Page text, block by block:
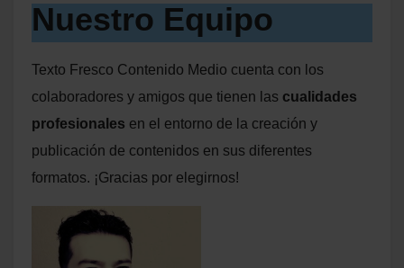
Nuestro Equipo
Texto Fresco Contenido Medio cuenta con los
colaboradores y amigos que tienen las cualidades
profesionales en el entorno de la creación y
publicación de contenidos en sus diferentes
formatos. ¡Gracias por elegirnos!